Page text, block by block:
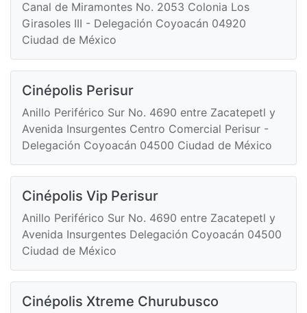
Canal de Miramontes No. 2053 Colonia Los
Girasoles III - Delegación Coyoacán 04920
Ciudad de México
Cinépolis Perisur
Anillo Periférico Sur No. 4690 entre Zacatepetl y
Avenida Insurgentes Centro Comercial Perisur -
Delegación Coyoacán 04500 Ciudad de México
Cinépolis Vip Perisur
Anillo Periférico Sur No. 4690 entre Zacatepetl y
Avenida Insurgentes Delegación Coyoacán 04500
Ciudad de México
Cinépolis Xtreme Churubusco